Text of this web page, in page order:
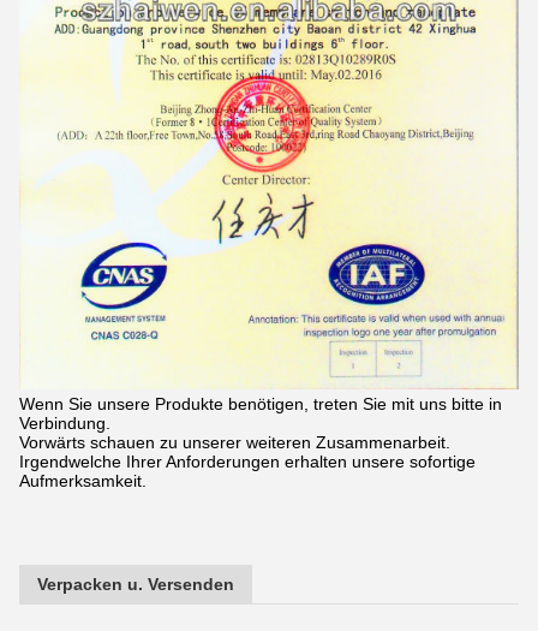
Wenn Sie unsere Produkte benötigen, treten Sie mit uns bitte in
Verbindung.
Vorwärts schauen zu unserer weiteren Zusammenarbeit.
Irgendwelche Ihrer Anforderungen erhalten unsere sofortige
Aufmerksamkeit.
Verpacken u. Versenden